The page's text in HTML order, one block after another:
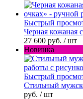
Быстрый
Черная кожаная
27 600 руб. / шт
Новинка
Быстрый
Стильный
руб. / шт